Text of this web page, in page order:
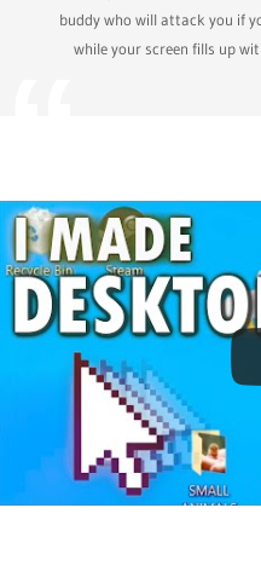
buddy who will attack you if
while your screen fills up